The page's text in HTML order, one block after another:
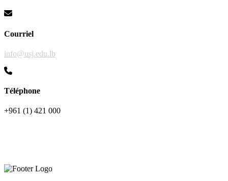
Courriel
info@usj.edu.lb
Téléphone
+961 (1) 421 000